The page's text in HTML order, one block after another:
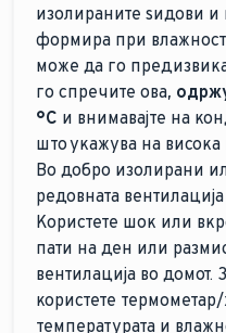
изолираните ѕидови и
формира при
може да го
го спречите ова,
°C и внимавајте на
што укажува на висока
Во добро изолирани
редовната
Користете шок или
пати на ден или
вентилација во
користете
температурата и